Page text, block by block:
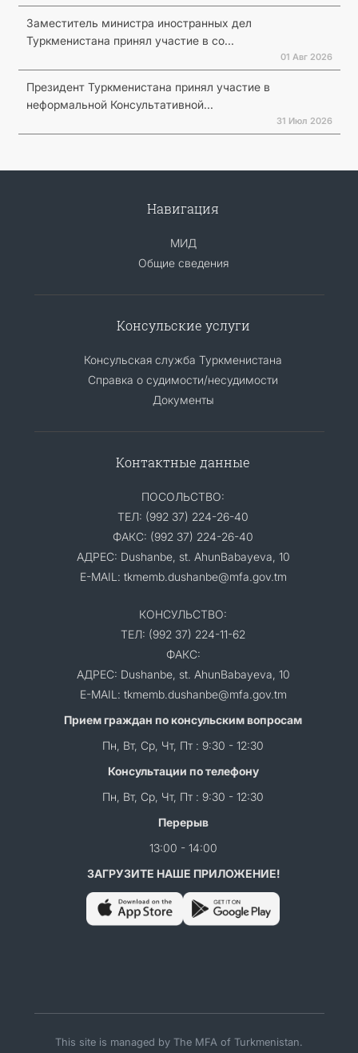
Заместитель министра иностранных дел
Туркменистана принял участие в со...
01 Авг 2026
Президент Туркменистана принял участие в
неформальной Консультативной...
31 Июл 2026
Навигация
МИД
Общие сведения
Консульские услуги
Консульская служба Туркменистана
Справка о судимости/несудимости
Документы
Контактные данные
ПОСОЛЬСТВО:
ТЕЛ: (992 37) 224-26-40
ФАКС: (992 37) 224-26-40
АДРЕС: Dushanbe, st. AhunBabayeva, 10
E-MAIL: tkmemb.dushanbe@mfa.gov.tm
КОНСУЛЬСТВО:
ТЕЛ: (992 37) 224-11-62
ФАКС:
АДРЕС: Dushanbe, st. AhunBabayeva, 10
E-MAIL: tkmemb.dushanbe@mfa.gov.tm
Прием граждан по консульским вопросам
Пн, Вт, Ср, Чт, Пт : 9:30 - 12:30
Консультации по телефону
Пн, Вт, Ср, Чт, Пт : 9:30 - 12:30
Перерыв
13:00 - 14:00
ЗАГРУЗИТЕ НАШЕ ПРИЛОЖЕНИЕ!
This site is managed by The MFA of Turkmenistan.